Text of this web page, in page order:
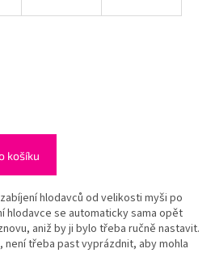
košíku
hlodavců od velikosti myši po
hlodavce se automaticky sama opět
aniž by ji bylo třeba ručně nastavit.
třeba past vyprázdnit, aby mohla